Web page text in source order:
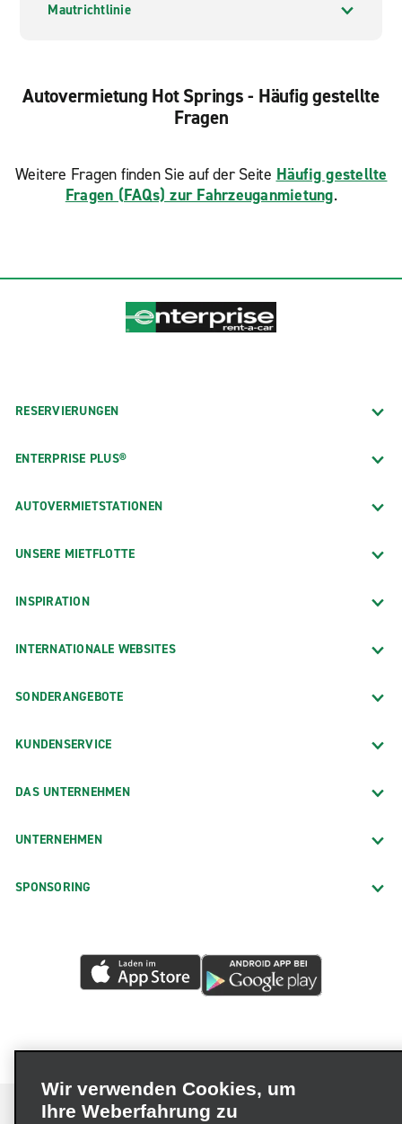
Mautrichtlinie
Autovermietung Hot Springs - Häufig gestellte
Fragen
Weitere Fragen finden Sie auf der Seite Häufig gestellte
Fragen (FAQs) zur Fahrzeuganmietung.
RESERVIERUNGEN
ENTERPRISE PLUS®
AUTOVERMIETSTATIONEN
UNSERE MIETFLOTTE
INSPIRATION
INTERNATIONALE WEBSITES
SONDERANGEBOTE
KUNDENSERVICE
DAS UNTERNEHMEN
UNTERNEHMEN
SPONSORING
Wir verwenden Cookies, um
Ihre Weberfahrung zu